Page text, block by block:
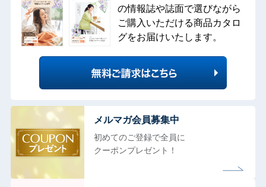
の情報誌や誌面で選びながら
ご購入いただける商品カタロ
グをお届けいたします。
メルマガ会員募集中
初めてのご登録で全員に
クーポンプレゼント！